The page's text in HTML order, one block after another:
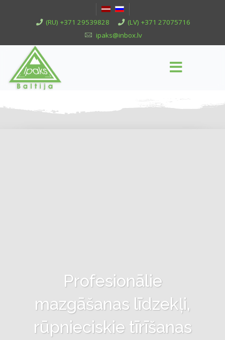
(RU) +371 29539828
(LV) +371 27075716
ipaks@inbox.lv
Profesionālie
mazgāšanas līdzekļi,
rūpnieciskie tīrīšanas